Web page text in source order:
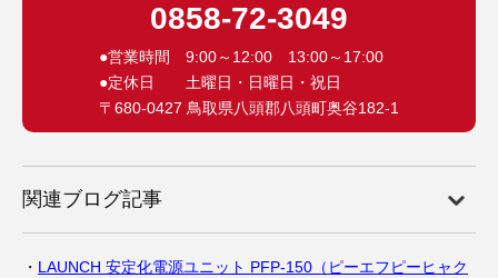
0858-72-3049
●営業時間 9:00～12:00 13:00～17:00
●定休日 土曜日・日曜日・祝日
〒680-0427 鳥取県八頭郡八頭町奥谷182-1
関連ブログ記事
LAUNCH 安定化電源ユニット PFP-150（ピーエフピーヒャク